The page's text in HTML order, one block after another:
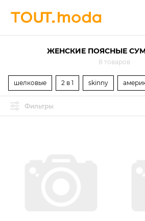
ЖЕНСКИЕ ПОЯСНЫЕ
8 товаров
шелковые 2 в 1 skinny
Фильтры